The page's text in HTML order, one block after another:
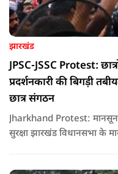
झारखंड
JPSC-JSSC Protest:
प्रदर्शनकारी की बिगड़ी
छात्र संगठन
Jharkhand Protest: मानसून सत्र के बीच प्रदर्शन, प्रशासन ने बढ़ाई
सुरक्षा झारखंड विधानसभा के मानसून सत्र के दौरान होने वाले इस प्रदर्शन